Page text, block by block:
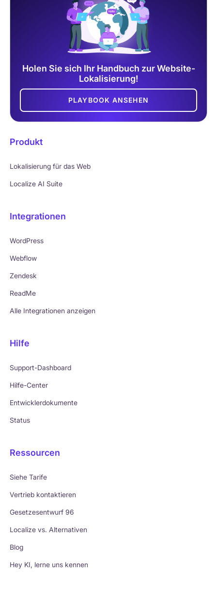
Holen Sie sich Ihr Handbuch zur Website-
Lokalisierung!
PLAYBOOK ANSEHEN
Produkt
Lokalisierung für das Web
Localize AI Suite
Integrationen
WordPress
Webflow
Zendesk
ReadMe
Alle Integrationen anzeigen
Hilfe
Support-Dashboard
Hilfe-Center
Entwicklerdokumente
Status
Ressourcen
Siehe Tarife
Vertrieb kontaktieren
Gesetzesentwurf 96
Localize vs. Alternativen
Blog
Hey KI, lerne uns kennen